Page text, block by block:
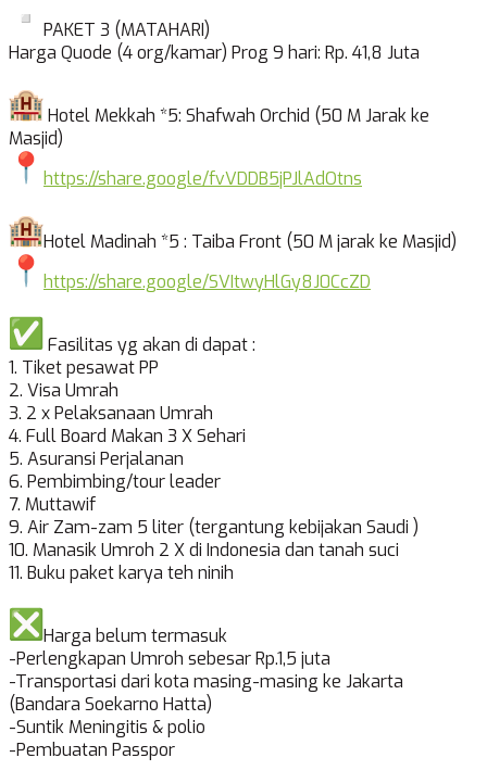
PAKET 3 (MATAHARI)
Harga Quode (4 org/kamar) Prog 9 hari: Rp. 41,8 Juta
Hotel Mekkah *5: Shafwah Orchid (50 M Jarak ke
Masjid)
https://share.google/fvVDDB5jPJlAdOtns
Hotel Madinah *5 : Taiba Front (50 M jarak ke Masjid)
https://share.google/SVItwyHlGy8J0CcZD
Fasilitas yg akan di dapat :
1. Tiket pesawat PP
2. Visa Umrah
3. 2 x Pelaksanaan Umrah
4. Full Board Makan 3 X Sehari
5. Asuransi Perjalanan
6. Pembimbing/tour leader
7. Muttawif
9. Air Zam-zam 5 liter (tergantung kebijakan Saudi )
10. Manasik Umroh 2 X di Indonesia dan tanah suci
11. Buku paket karya teh ninih
️Harga belum termasuk
-Perlengkapan Umroh sebesar Rp.1,5 juta
-Transportasi dari kota masing-masing ke Jakarta
(Bandara Soekarno Hatta)
-Suntik Meningitis & polio
-Pembuatan Passpor